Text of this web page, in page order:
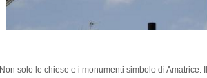
Non solo le chiese e i monumenti simbolo di Amatrice.